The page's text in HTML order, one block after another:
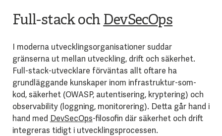
Full-stack och DevSecOps
I moderna utvecklingsorganisationer suddar
gränserna ut mellan utveckling, drift och säkerhet.
Full-stack-utvecklare förväntas allt oftare ha
grundläggande kunskaper inom infrastruktur-som-
kod, säkerhet (OWASP, autentisering, kryptering) och
observability (loggning, monitorering). Detta går hand i
hand med DevSecOps-filosofin där säkerhet och drift
integreras tidigt i utvecklingsprocessen.